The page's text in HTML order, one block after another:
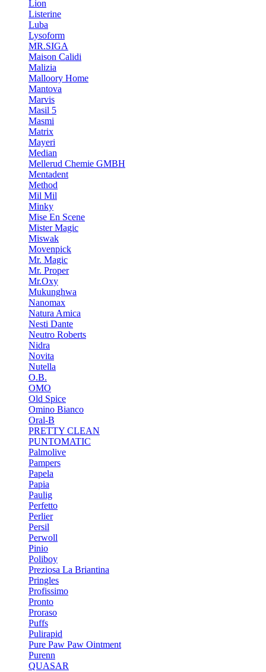
Lion
Listerine
Luba
Lysoform
MR.SIGA
Maison Calidi
Malizia
Malloory Home
Mantova
Marvis
Masil 5
Masmi
Matrix
Mayeri
Median
Mellerud Chemie GMBH
Mentadent
Method
Mil Mil
Minky
Mise En Scene
Mister Magic
Miswak
Movenpick
Mr. Magic
Mr. Proper
Mr.Oxy
Mukunghwa
Nanomax
Natura Amica
Nesti Dante
Neutro Roberts
Nidra
Novita
Nutella
O.B.
OMO
Old Spice
Omino Bianco
Oral-B
PRETTY CLEAN
PUNTOMATIC
Palmolive
Pampers
Papela
Papia
Paulig
Perfetto
Perlier
Persil
Perwoll
Pinio
Poliboy
Preziosa La Briantina
Pringles
Profissimo
Pronto
Proraso
Puffs
Pulirapid
Pure Paw Paw Ointment
Purenn
QUASAR